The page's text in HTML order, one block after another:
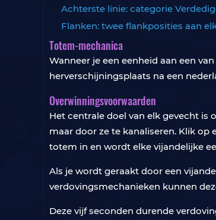
Achterste linie: categorie
Flanken: twee flankposities aan
Totem-mechanica
Wanneer je een eenheid aan een
herverschijningsplaats na een
Overwinningsvoorwaarden
Het centrale doel van elk gevecht is
maar door ze te kanaliseren. Klik
totem in en wordt elke vijandelijke
Als je wordt geraakt door een
verdovingsmechanieken kunnen
Deze vijf seconden durende